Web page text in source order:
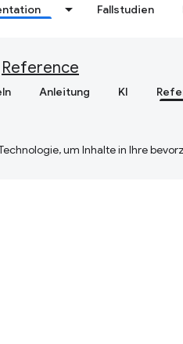
Fallstudien
Reference
Anleitung KI
um Inhalte in Ihre